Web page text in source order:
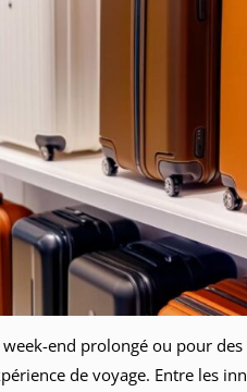
end prolongé ou pour
de voyage. Entre les